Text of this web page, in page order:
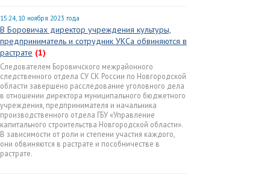
15:24, 10 ноября 2023 года
В Боровичах директор учреждения культуры,
предприниматель и сотрудник УКСа обвиняются в
растрате (1)
Следователем Боровичского межрайонного
следственного отдела СУ СК России по Новгородской
области завершено расследование уголовного дела
в отношении директора муниципального бюджетного
учреждения, предпринимателя и начальника
производственного отдела ГБУ «Управление
капитального строительства Новгородской области».
В зависимости от роли и степени участия каждого,
они обвиняются в растрате и пособничестве в
растрате.